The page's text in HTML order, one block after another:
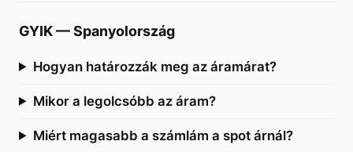
GYIK—Spanyolország
Hogyan határozzák meg az áramárat?
Mikor a legolcsóbb az áram?
Miért magasabb a számlám a spot árnál?